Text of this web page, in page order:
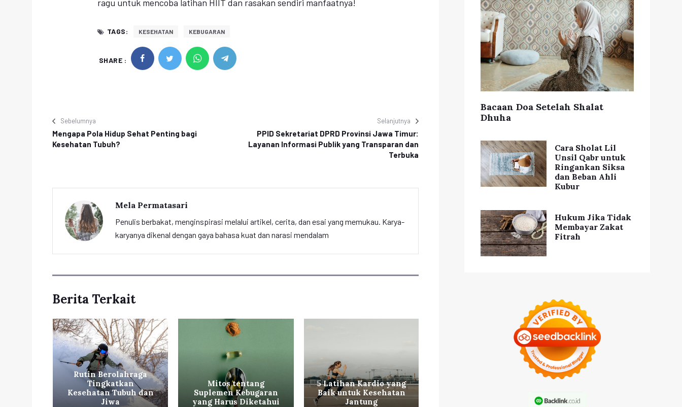
ragu untuk mencoba latihan HIIT dan rasakan sendiri manfaatnya!
TAGS: KESEHATAN KEBUGARAN
SHARE :
Sebelumnya
Mengapa Pola Hidup Sehat Penting bagi
Kesehatan Tubuh?
Selanjutnya
PPID Sekretariat DPRD Provinsi Jawa Timur:
Layanan Informasi Publik yang Transparan dan
Terbuka
Mela Permatasari
Penulis berbakat, menginspirasi melalui artikel, cerita, dan esai yang memukau. Karya-
karyanya dikenal dengan gaya bahasa kuat dan narasi mendalam
Berita Terkait
Rutin Berolahraga
Tingkatkan
Kesehatan Tubuh dan
Jiwa
Mitos tentang
Suplemen Kebugaran
yang Harus Diketahui
5 Latihan Kardio yang
Baik untuk Kesehatan
Jantung
yang Harus Diketahui
Bacaan Doa Setelah Shalat
Dhuha
Cara Sholat Lil
Unsil Qabr untuk
Ringankan Siksa
dan Beban Ahli
Kubur
Hukum Jika Tidak
Membayar Zakat
Fitrah